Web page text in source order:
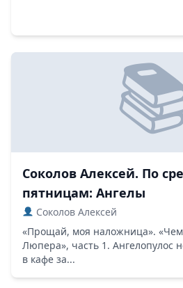
Соколов Алексей. По
пятницам: Ангелы
Соколов Алексей
«Прощай, моя наложница».
Люпера», часть 1. Ангелопулос
в кафе за...